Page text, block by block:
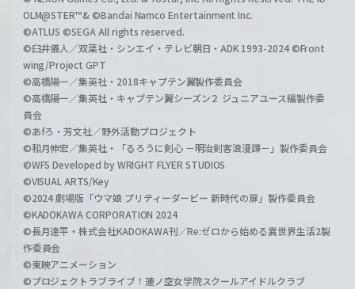
OLM@STER™& ©Bandai Namco Entertainment Inc.
©ATLUS ©SEGA All rights reserved.
©臼井儀人／双葉社・シンエイ・テレビ朝日・ADK 1993-2024 ©Front
wing/Project GPT
©高橋陽一／集英社・2018キャプテン翼製作委員会
©高橋陽一／集英社・キャプテン翼シーズン２ ジュニアユース編製作委
員会
©あfろ・芳文社／野外活動プロジェクト
©和月伸宏／集英社・「るろうに剣心 －明治剣客浪漫譚－」製作委員会
©WFS Developed by WRIGHT FLYER STUDIOS
©VISUAL ARTS/Key
©2024 劇場版「ウマ娘 プリティーダービー 新時代の扉」製作委員会
©KADOKAWA CORPORATION 2024
©長月達平・株式会社KADOKAWA刊／Re:ゼロから始める異世界生活2製
作委員会
©東映アニメーション
©プロジェクトラブライブ！蓮ノ空女学院スクールアイドルクラブ